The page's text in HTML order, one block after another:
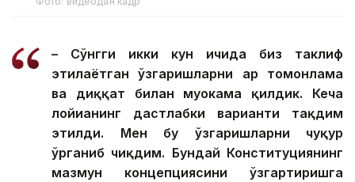
– Сўнгги икки кун ичида биз таклиф
этилаётган ўзгаришларни ҳар томонлама
ва диққат билан муҳокама қилдик. Кеча
лойиҳанинг дастлабки варианти тақдим
этилди. Мен бу ўзгаришларни чуқур
ўрганиб чиқдим. Бундай Конституциянинг
мазмун концепциясини ўзгартиришга